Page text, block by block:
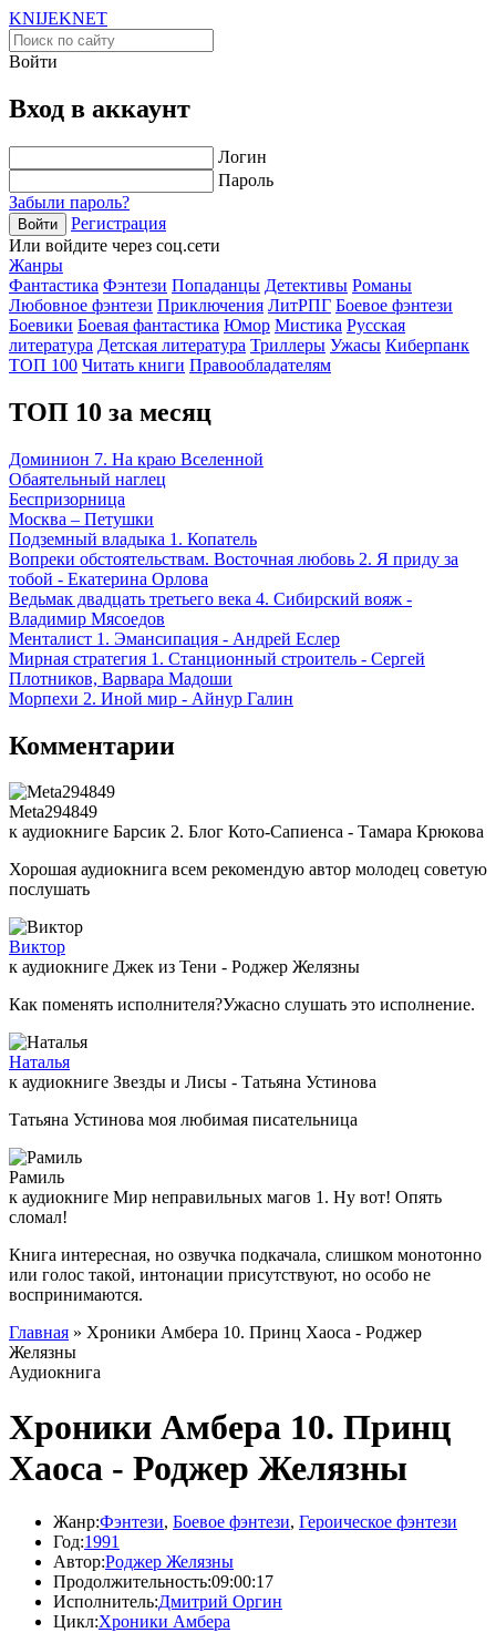
KNIJEKNET
Войти
Вход в аккаунт
Логин
Пароль
Забыли пароль?
Войти
Регистрация
Или войдите через соц.сети
Жанры
Фантастика Фэнтези Попаданцы Детективы Романы
Любовное фэнтези Приключения ЛитРПГ Боевое фэнтези
Боевики Боевая фантастика Юмор Мистика Русская
литература Детская литература Триллеры Ужасы Киберпанк
ТОП 100 Читать книги Правообладателям
ТОП 10 за месяц
Доминион 7. На краю Вселенной
Обаятельный наглец
Беспризорница
Москва – Петушки
Подземный владыка 1. Копатель
Вопреки обстоятельствам. Восточная любовь 2. Я приду за
тобой - Екатерина Орлова
Ведьмак двадцать третьего века 4. Сибирский вояж -
Владимир Мясоедов
Менталист 1. Эмансипация - Андрей Еслер
Мирная стратегия 1. Станционный строитель - Сергей
Плотников, Варвара Мадоши
Морпехи 2. Иной мир - Айнур Галин
Комментарии
Meta294849
к аудиокниге Барсик 2. Блог Кото-Сапиенса - Тамара Крюкова
Хорошая аудиокнига всем рекомендую автор молодец советую
послушать
Виктор
к аудиокниге Джек из Тени - Роджер Желязны
Как поменять исполнителя?Ужасно слушать это исполнение.
Наталья
к аудиокниге Звезды и Лисы - Татьяна Устинова
Татьяна Устинова моя любимая писательница
Рамиль
к аудиокниге Мир неправильных магов 1. Ну вот! Опять
сломал!
Книга интересная, но озвучка подкачала, слишком монотонно
или голос такой, интонации присутствуют, но особо не
воспринимаются.
Главная » Хроники Амбера 10. Принц Хаоса - Роджер
Желязны
Аудиокнига
Хроники Амбера 10. Принц
Хаоса - Роджер Желязны
Жанр:Фэнтези, Боевое фэнтези, Героическое фэнтези
Год:1991
Автор:Роджер Желязны
Продолжительность:09:00:17
Исполнитель:Дмитрий Оргин
Цикл:Хроники Амбера